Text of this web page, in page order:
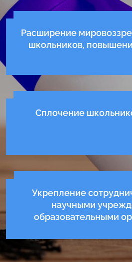
Расширение
школьников,
Сплочение
Укрепление
научными
образовательными